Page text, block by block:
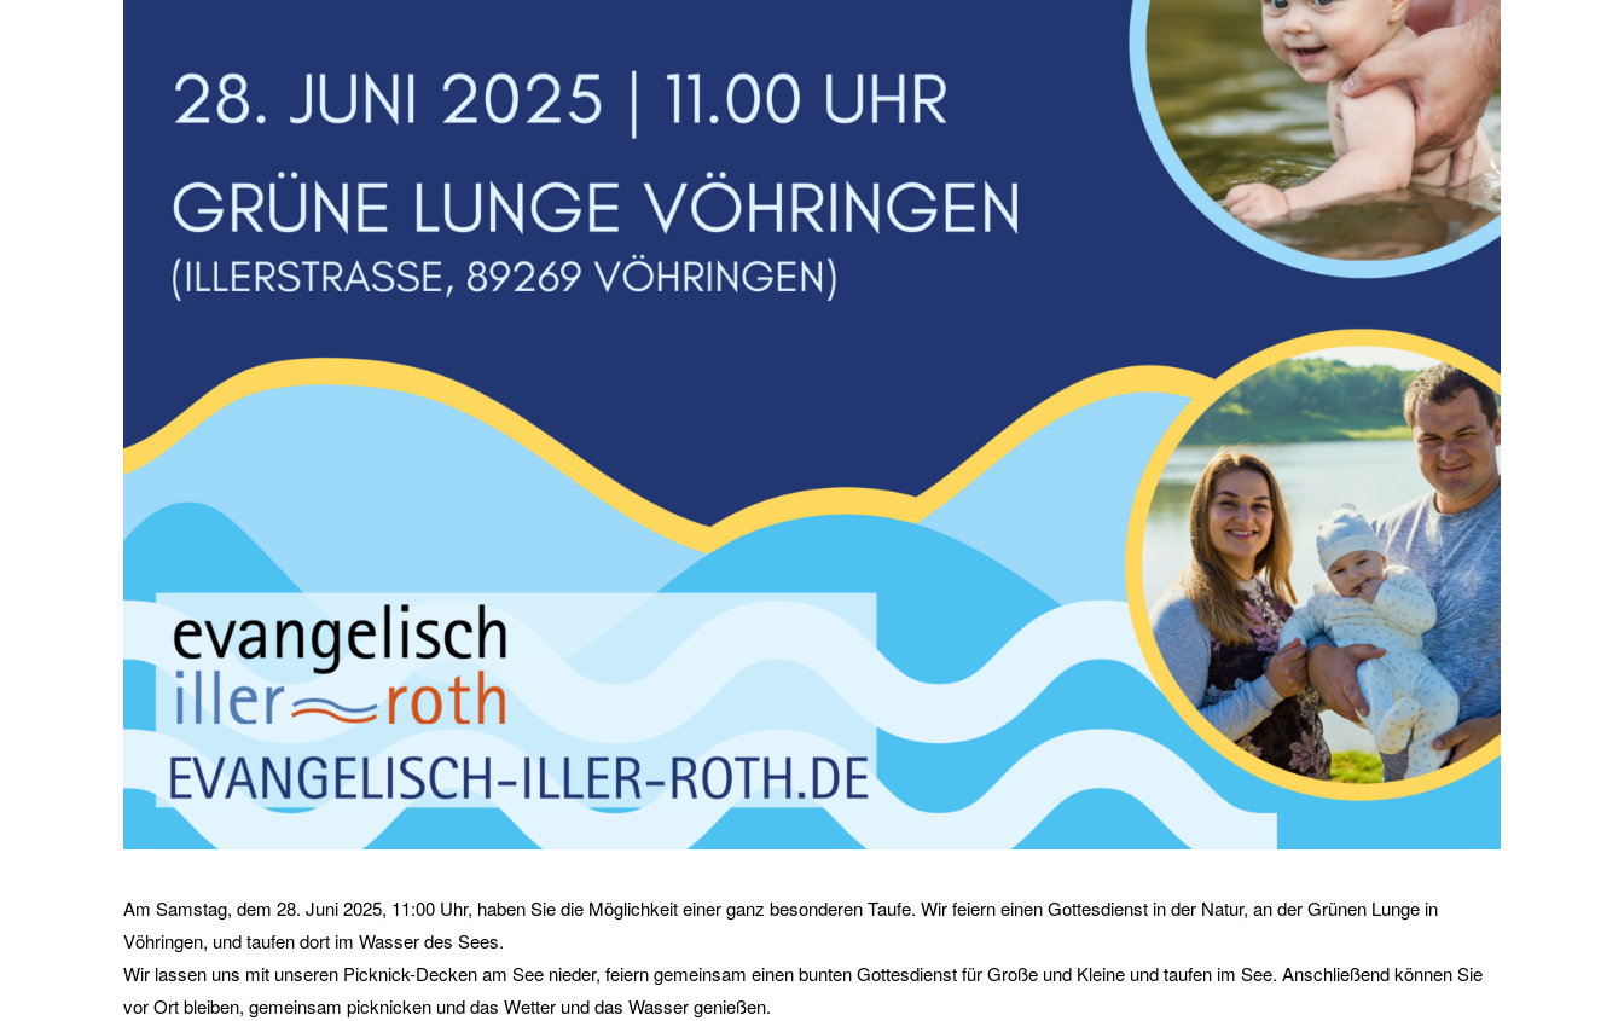
Am Samstag, dem 28. Juni 2025, 11:00 Uhr, haben Sie die Möglichkeit einer ganz besonderen Taufe. Wir feiern einen Gottesdienst in der Natur, an der Grünen Lunge in
Vöhringen, und taufen dort im Wasser des Sees.
Wir lassen uns mit unseren Picknick-Decken am See nieder, feiern gemeinsam einen bunten Gottesdienst für Große und Kleine und taufen im See. Anschließend können Sie
vor Ort bleiben, gemeinsam picknicken und das Wetter und das Wasser genießen.